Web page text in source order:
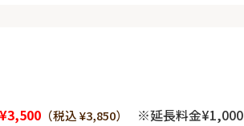
¥3,500 （税込 ¥3,850） ※延長料金¥1,000